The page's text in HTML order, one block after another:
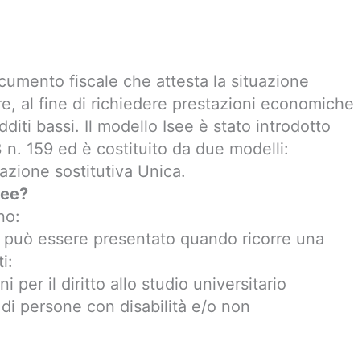
fiscale che attesta la situazione
al fine di richiedere prestazioni economiche
bassi. Il modello Isee è stato introdotto
n. 159 ed è costituito da due modelli:
sostitutiva Unica.
può essere presentato quando ricorre una
per il diritto allo studio universitario
persone con disabilità e/o non